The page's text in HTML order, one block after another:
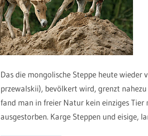
Das die mongolische Steppe heute wieder
przewalskii), bevölkert wird, grenzt
fand man in freier Natur kein einziges
ausgestorben. Karge Steppen und eisige,